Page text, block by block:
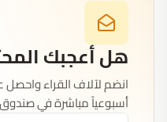
هل أعجبك
انضم لآلاف القراء واحصل
أسبوعياً مباشرة في صندوق